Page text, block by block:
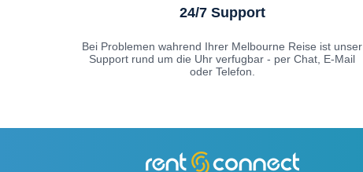
24/7 Support
Bei Problemen wahrend Ihrer Melbourne Reise ist unser
Support rund um die Uhr verfugbar - per Chat, E-Mail
oder Telefon.